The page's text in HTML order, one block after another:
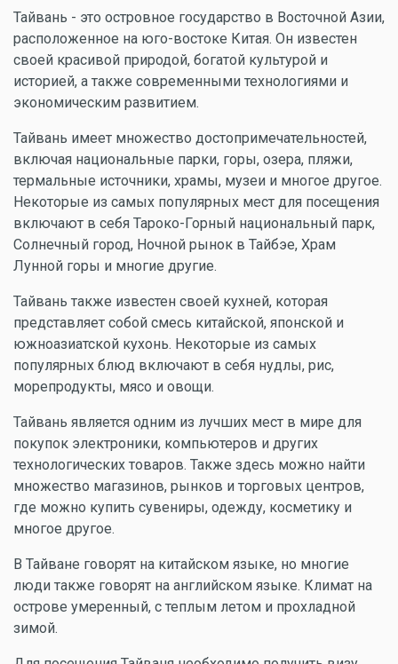
Тайвань - это островное государство в Восточной Азии,
расположенное на юго-востоке Китая. Он известен
своей красивой природой, богатой культурой и
историей, а также современными технологиями и
экономическим развитием.
Тайвань имеет множество достопримечательностей,
включая национальные парки, горы, озера, пляжи,
термальные источники, храмы, музеи и многое другое.
Некоторые из самых популярных мест для посещения
включают в себя Тароко-Горный национальный парк,
Солнечный город, Ночной рынок в Тайбэе, Храм
Лунной горы и многие другие.
Тайвань также известен своей кухней, которая
представляет собой смесь китайской, японской и
южноазиатской кухонь. Некоторые из самых
популярных блюд включают в себя нудлы, рис,
морепродукты, мясо и овощи.
Тайвань является одним из лучших мест в мире для
покупок электроники, компьютеров и других
технологических товаров. Также здесь можно найти
множество магазинов, рынков и торговых центров,
где можно купить сувениры, одежду, косметику и
многое другое.
В Тайване говорят на китайском языке, но многие
люди также говорят на английском языке. Климат на
острове умеренный, с теплым летом и прохладной
зимой.